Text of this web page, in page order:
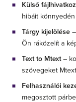
Külső
hibáit
Tárgy kijelölése –
Ön ráközelít a
Text to Mtext–
szövegeket
Felhasználói
megosztott